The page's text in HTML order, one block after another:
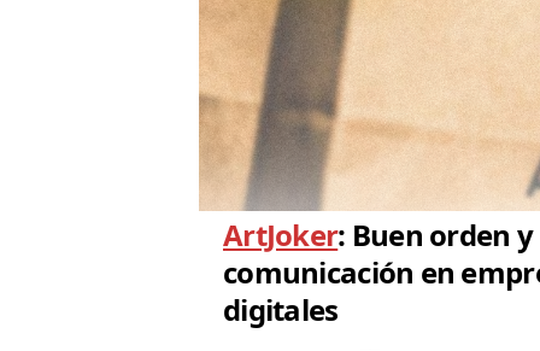
ArtJoker: Buen orden y
comunicación en
digitales